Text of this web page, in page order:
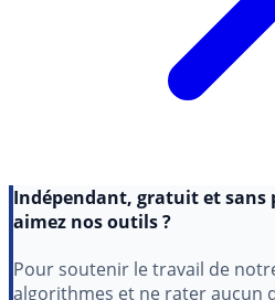
aimez nos outils ?